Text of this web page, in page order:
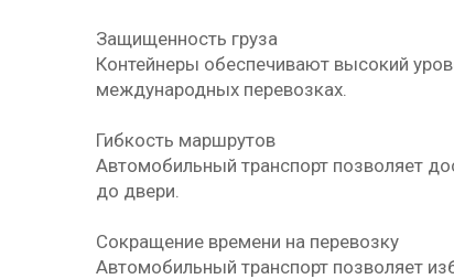
Защищенность груза
Контейнеры обеспечивают высокий
международных перевозках.
Гибкость маршрутов
Автомобильный транспорт позволяет
до двери.
Сокращение времени на перевозку
Автомобильный транспорт позволяет